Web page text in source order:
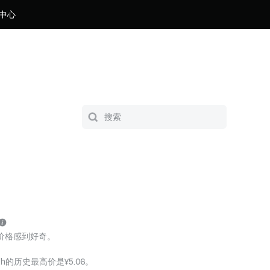
心
感到好奇。
历史最高价是¥5.06。